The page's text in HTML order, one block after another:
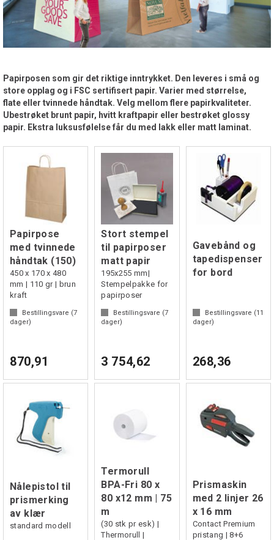
Papirposen som gir det riktige inntrykket. Den leveres i små og
store opplag og i FSC sertifisert papir. Varier med størrelse,
flate eller tvinnede håndtak. Velg mellom flere papirkvaliteter.
Ubestrøket brunt papir, hvitt kraftpapir eller bestrøket glossy
papir. Ekstra luksusfølelse får du med lakk eller matt laminat.
Papirpose
med tvinnede
håndtak (150)
450 x 170 x 480
mm | 110 gr | brun
kraft
Bestillingsvare (7
dager)
870,91
Stort stempel
til papirposer
matt papir
195x255 mm|
Stempelpakke for
papirposer
Bestillingsvare (7
dager)
3 754,62
Gavebånd og
tapedispenser
for bord
Bestillingsvare (11
dager)
268,36
Nålepistol til
prismerking
av klær
standard modell
Termorull
BPA-Fri 80 x
80 x12 mm | 75
m
(30 stk pr esk) |
Thermorull |
Prismaskin
med 2 linjer 26
x 16 mm
Contact Premium
pristang | 8+6